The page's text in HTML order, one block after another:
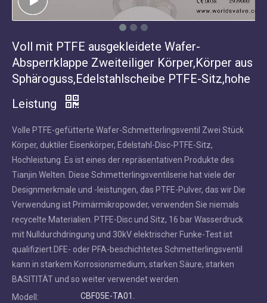
Voll mit PTFE ausgekleidete Wafer-
Absperrklappe Zweiteiliger Körper,Körper aus
Sphäroguss,Edelstahlscheibe PTFE-Sitz,hohe
Leistung
Volle PTFE-gefütterte Wafer-Schmetterlingsventil Zwei Stück
Körper, duktiler Eisenkörper, Edelstahl-Disc-PTFE-Sitz,
Hochleistung. Es ist eines der repräsentativen Produkte des
Tianjin Welten. Diese Schmetterlingsventilserie hat viele der
Designmerkmale und -leistungen, das PTFE-Pulver, das wir Die
Verwendung ist Primärmikropowder, verwenden Sie niemals
recycelte Materialien. PTFE-Disc und Sitz, 16 bar Wasserdruck
mit Nulldurchdringung und 30kV elektrischer Funke-Test ist
qualifiziert.DFE- oder PFA-beschichtetes Schmetterlingsventil
kann in starkem Korrosionsmedium, starken Säure, starken
BASITITÄT und so weiter verwendet werden.
Modell:
CBF05E-TA01.